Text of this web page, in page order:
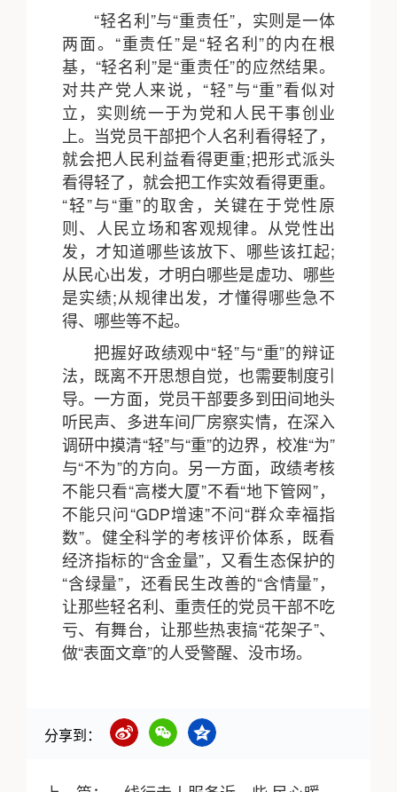
“轻名利”与“重责任”，实则是一体
两面。“重责任”是“轻名利”的内在根
基，“轻名利”是“重责任”的应然结果。
对共产党人来说，“轻”与“重”看似对
立，实则统一于为党和人民干事创业
上。当党员干部把个人名利看得轻了，
就会把人民利益看得更重;把形式派头
看得轻了，就会把工作实效看得更重。
“轻”与“重”的取舍，关键在于党性原
则、人民立场和客观规律。从党性出
发，才知道哪些该放下、哪些该扛起;
从民心出发，才明白哪些是虚功、哪些
是实绩;从规律出发，才懂得哪些急不
得、哪些等不起。
把握好政绩观中“轻”与“重”的辩证
法，既离不开思想自觉，也需要制度引
导。一方面，党员干部要多到田间地头
听民声、多进车间厂房察实情，在深入
调研中摸清“轻”与“重”的边界，校准“为”
与“不为”的方向。另一方面，政绩考核
不能只看“高楼大厦”不看“地下管网”，
不能只问“GDP增速”不问“群众幸福指
数”。健全科学的考核评价体系，既看
经济指标的“含金量”，又看生态保护的
“含绿量”，还看民生改善的“含情量”，
让那些轻名利、重责任的党员干部不吃
亏、有舞台，让那些热衷搞“花架子”、
做“表面文章”的人受警醒、没市场。
分享到：